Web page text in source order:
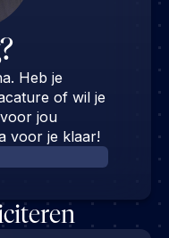
Heb je
of wil je
jou
voor je klaar!